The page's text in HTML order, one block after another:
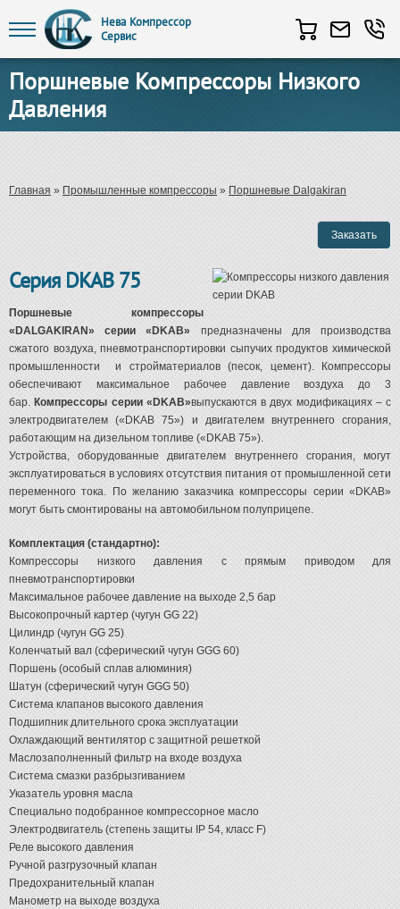
Нева Компрессор
Сервис
Поршневые Компрессоры Низкого
Давления
Вы здесь
Главная»Промышленные компрессоры»Поршневые Dalgakiran
СерияDKAB 75
Поршневые компрессоры
«DALGAKIRAN» серии «DKAB»предназначены для производства
сжатого воздуха, пневмотранспортировки сыпучих продуктов химической
промышленности и стройматериалов (песок, цемент). Компрессоры
обеспечивают максимальное рабочее давление воздуха до 3
бар.Компрессоры серии «DKAB»выпускаются в двух модификациях – с
электродвигателем («DKAB 75») и двигателем внутреннего сгорания,
работающим на дизельном топливе («DKAB 75»).
Устройства, оборудованные двигателем внутреннего сгорания, могут
эксплуатироваться в условиях отсутствия питания от промышленной сети
переменного тока. По желанию заказчика компрессоры серии «DKAB»
могут быть смонтированы на автомобильном полуприцепе.
Комплектация (стандартно):
Компрессоры низкого давления с прямым приводом для
пневмотранспортировки
Максимальное рабочее давление на выходе 2,5 бар
Высокопрочный картер (чугун GG 22)
Цилиндр (чугун GG 25)
Коленчатый вал (сферический чугун GGG 60)
Поршень (особый сплав алюминия)
Шатун (сферический чугун GGG 50)
Система клапанов высокого давления
Подшипник длительного срока эксплуатации
Охлаждающий вентилятор с защитной решеткой
Маслозаполненный фильтр на входе воздуха
Система смазки разбрызгиванием
Указатель уровня масла
Специально подобранное компрессорное масло
Электродвигатель (степень защиты IP 54, класс F)
Реле высокого давления
Ручной разгрузочный клапан
Предохранительный клапан
Манометр на выходе воздуха